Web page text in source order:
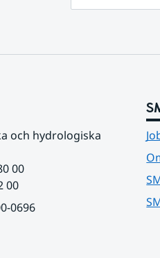
och hydrologiska
00
00
0696